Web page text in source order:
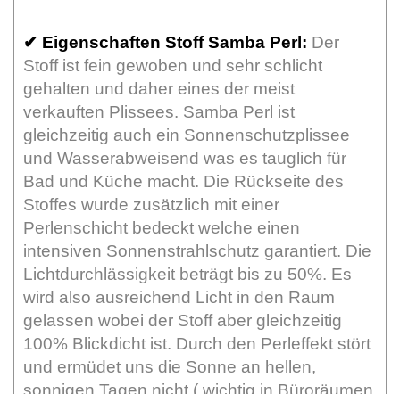
✔ Eigenschaften Stoff Samba Perl: Der
Stoff ist fein gewoben und sehr schlicht
gehalten und daher eines der meist
verkauften Plissees. Samba Perl ist
gleichzeitig auch ein Sonnenschutzplissee
und Wasserabweisend was es tauglich für
Bad und Küche macht. Die Rückseite des
Stoffes wurde zusätzlich mit einer
Perlenschicht bedeckt welche einen
intensiven Sonnenstrahlschutz garantiert. Die
Lichtdurchlässigkeit beträgt bis zu 50%. Es
wird also ausreichend Licht in den Raum
gelassen wobei der Stoff aber gleichzeitig
100% Blickdicht ist. Durch den Perleffekt stört
und ermüdet uns die Sonne an hellen,
sonnigen Tagen nicht ( wichtig in Büroräumen